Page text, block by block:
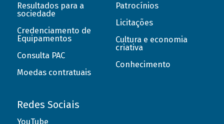
Resultados para a
sociedade
Credenciamento de
Equipamentos
Consulta PAC
Moedas contratuais
Patrocínios
Licitações
Cultura e economia
criativa
Conhecimento
Redes Sociais
YouTube